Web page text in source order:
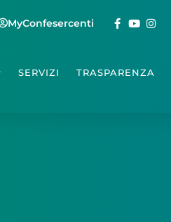
MyConfesercenti
SERVIZI TRASPARENZA